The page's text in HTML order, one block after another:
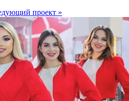
проект »